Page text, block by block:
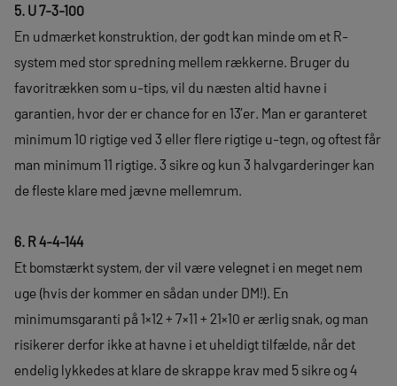
5. U 7-3-100
En udmærket konstruktion, der godt kan minde om et R-
system med stor spredning mellem rækkerne. Bruger du
favoritrækken som u-tips, vil du næsten altid havne i
garantien, hvor der er chance for en 13’er. Man er garanteret
minimum 10 rigtige ved 3 eller flere rigtige u-tegn, og oftest får
man minimum 11 rigtige. 3 sikre og kun 3 halvgarderinger kan
de fleste klare med jævne mellemrum.
6. R 4-4-144
Et bomstærkt system, der vil være velegnet i en meget nem
uge (hvis der kommer en sådan under DM!). En
minimumsgaranti på 1×12 + 7×11 + 21×10 er ærlig snak, og man
risikerer derfor ikke at havne i et uheldigt tilfælde, når det
endelig lykkedes at klare de skrappe krav med 5 sikre og 4